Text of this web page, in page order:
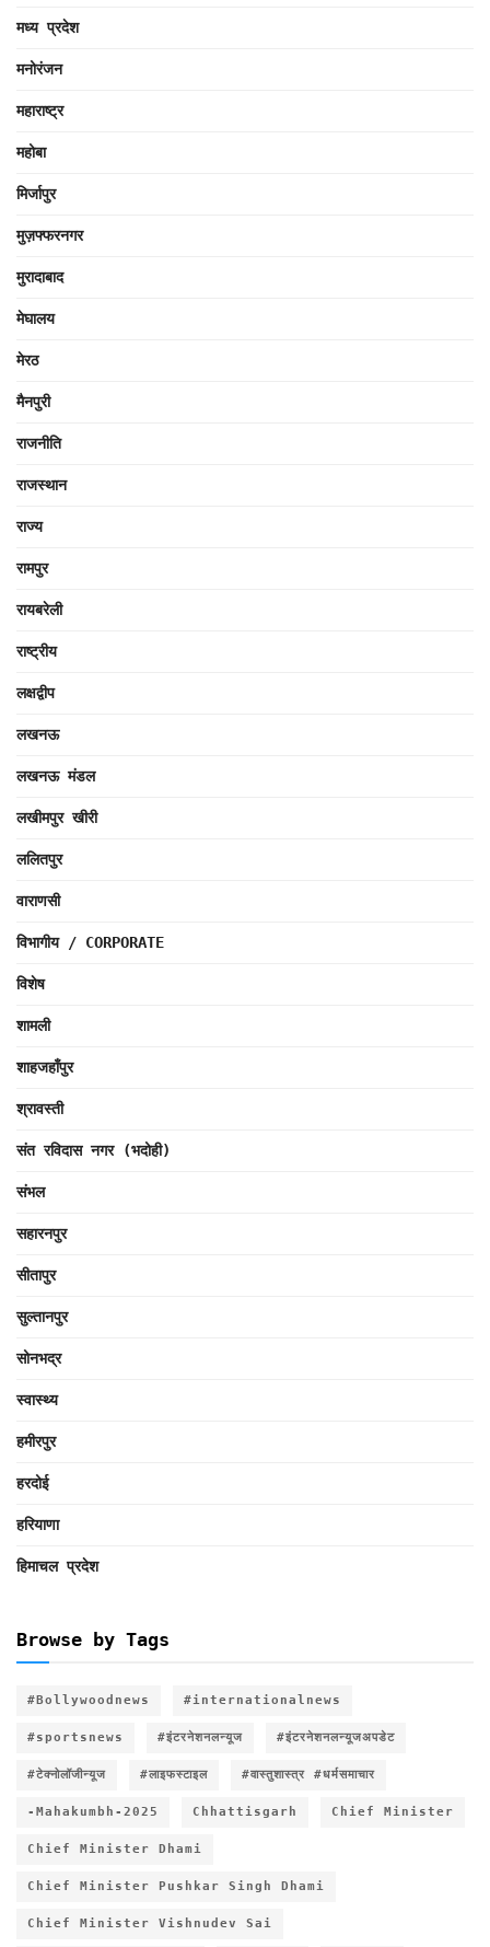
मध्य प्रदेश
मनोरंजन
महाराष्ट्र
महोबा
मिर्जापुर
मुज़फ्फरनगर
मुरादाबाद
मेघालय
मेरठ
मैनपुरी
राजनीति
राजस्थान
राज्य
रामपुर
रायबरेली
राष्ट्रीय
लक्षद्वीप
लखनऊ
लखनऊ मंडल
लखीमपुर खीरी
ललितपुर
वाराणसी
विभागीय / CORPORATE
विशेष
शामली
शाहजहाँपुर
श्रावस्ती
संत रविदास नगर (भदोही)
संभल
सहारनपुर
सीतापुर
सुल्तानपुर
सोनभद्र
स्वास्थ्य
हमीरपुर
हरदोई
हरियाणा
हिमाचल प्रदेश
Browse by Tags
#Bollywoodnews #internationalnews
#sportsnews #इंटरनेशनलन्यूज #इंटरनेशनलन्यूजअपडेट
#टेक्नोलॉजीन्यूज #लाइफस्टाइल #वास्तुशास्त्र #धर्मसमाचार
-Mahakumbh-2025 Chhattisgarh Chief Minister
Chief Minister Dhami
Chief Minister Pushkar Singh Dhami
Chief Minister Vishnudev Sai